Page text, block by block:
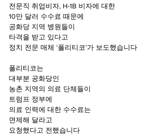
전문직 취업비자, H-1B 비자에 대한
10만 달러 수수료 때문에
공화당 지역 병원들이
타격을 받고 있다고
정치 전문 매체 ‘폴리티코’가 보도했습니다
폴리티코는
대부분 공화당인
농촌 지역의 의료 단체들이
트럼프 정부에
의료 인력에 대한 수수료는
면제해 달라고
요청했다고 전했습니다